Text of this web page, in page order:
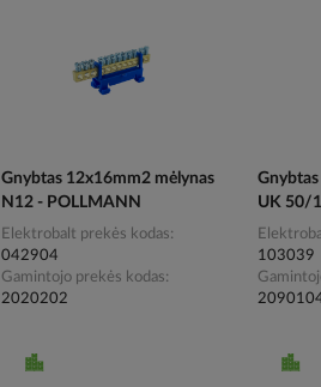
Gnybtas 12x16mm2 mėlynas
N12 - POLLMANN
Elektrobalt prekės kodas
042904
Gamintojo prekės kodas
2020202
UK 50/
103039